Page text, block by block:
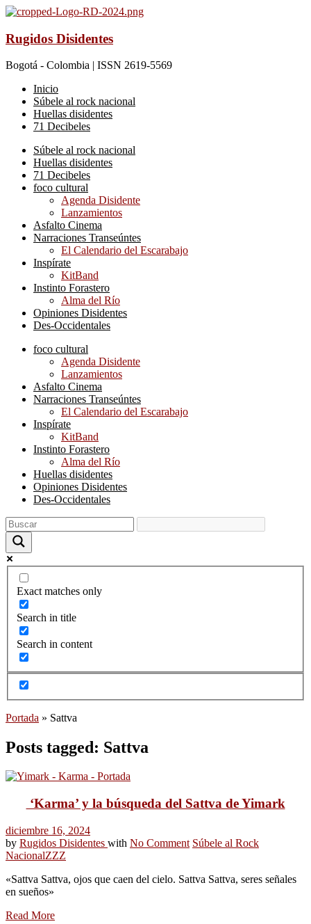
Rugidos Disidentes
Bogotá - Colombia | ISSN 2619-5569
Inicio
Súbele al rock nacional
Huellas disidentes
71 Decibeles
Súbele al rock nacional
Huellas disidentes
71 Decibeles
foco cultural
Agenda Disidente
Lanzamientos
Asfalto Cinema
Narraciones Transeúntes
El Calendario del Escarabajo
Inspírate
KitBand
Instinto Forastero
Alma del Río
Opiniones Disidentes
Des-Occidentales
foco cultural
Agenda Disidente
Lanzamientos
Asfalto Cinema
Narraciones Transeúntes
El Calendario del Escarabajo
Inspírate
KitBand
Instinto Forastero
Alma del Río
Huellas disidentes
Opiniones Disidentes
Des-Occidentales
Exact matches only
Search in title
Search in content
Portada » Sattva
Posts tagged: Sattva
‘Karma’ y la búsqueda del Sattva de Yimark
diciembre 16, 2024
by Rugidos Disidentes with No Comment Súbele al Rock
NacionalZZZ
«Sattva Sattva, ojos que caen del cielo. Sattva Sattva, seres señales
en sueños»
Read More